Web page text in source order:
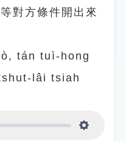
對方條件開出來
tán tuì-hong
lâi tsiah